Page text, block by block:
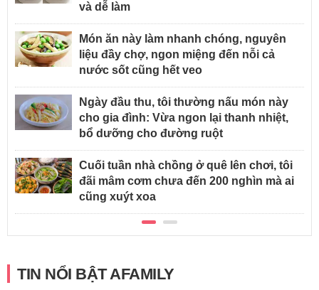
và dễ làm
Món ăn này làm nhanh chóng, nguyên
liệu đầy chợ, ngon miệng đến nỗi cả
nước sốt cũng hết veo
Ngày đầu thu, tôi thường nấu món này
cho gia đình: Vừa ngon lại thanh nhiệt,
bổ dưỡng cho đường ruột
Cuối tuần nhà chồng ở quê lên chơi, tôi
đãi mâm cơm chưa đến 200 nghìn mà ai
cũng xuýt xoa
TIN NỔI BẬT AFAMILY